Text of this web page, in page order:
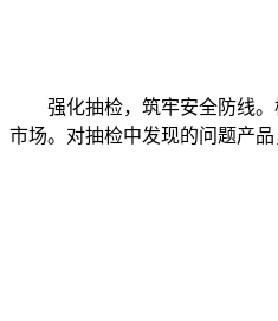
强化抽检，筑牢安全防线。
市场。对抽检中发现的问题产